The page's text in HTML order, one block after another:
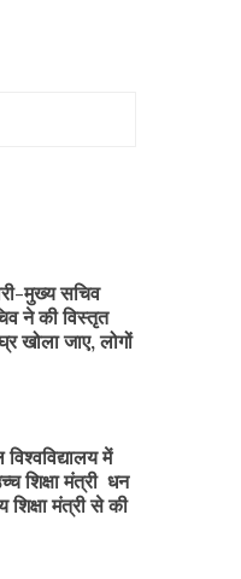
मुख्य सचिव
ने की विस्तृत
खोला जाए, लोगों
में
शिक्षा मंत्री धन
मंत्री से की